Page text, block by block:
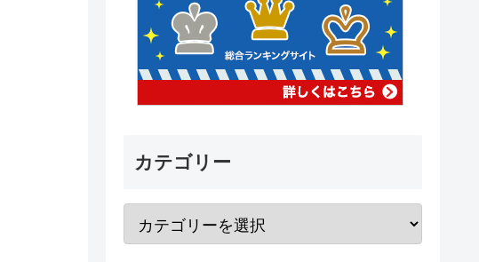
カテゴリー